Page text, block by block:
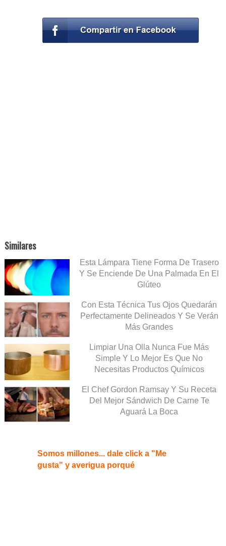
Similares
Esta Lámpara Tiene Forma De Trasero
Y Se Enciende De Una Palmada En El
Glúteo
Con Esta Técnica Tus Ojos Quedarán
Perfectamente Delineados Y Se Verán
Más Grandes
Limpiar Una Olla Nunca Fue Más
Simple Y Lo Mejor Es Que No
Necesitas Productos Químicos
El Chef Gordon Ramsay Y Su Receta
Del Mejor Sándwich De Carne Te
Aguará La Boca
Somos millones... dale click a "Me
gusta" y averigua porqué